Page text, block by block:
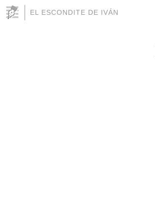
EL ESCONDITE DE IVÁN